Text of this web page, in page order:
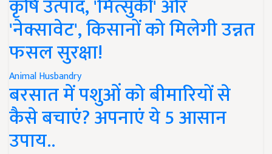
कृषि उत्पाद, 'मित्सुकी' और
'नेक्सावेट', किसानों को मिलेगी उन्नत
फसल सुरक्षा!
Animal Husbandry
बरसात में पशुओं को बीमारियों से
कैसे बचाएं? अपनाएं ये 5 आसान
उपाय..